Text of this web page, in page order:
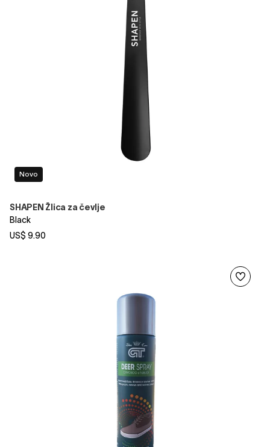
Novo
SHAPEN Žlica za čevlje
Black
US$ 9.90